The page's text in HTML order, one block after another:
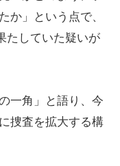
か」という点で、
たしていた疑いが
一角」と語り、今
捜査を拡大する構